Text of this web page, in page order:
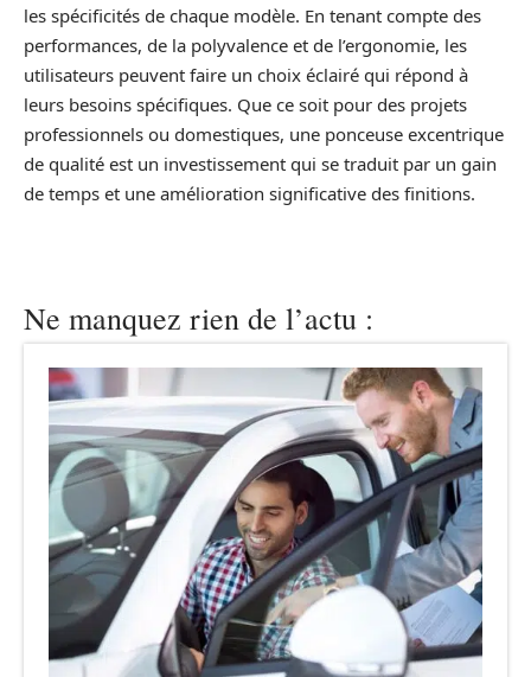
les spécificités de chaque modèle. En tenant compte des
performances, de la polyvalence et de l’ergonomie, les
utilisateurs peuvent faire un choix éclairé qui répond à
leurs besoins spécifiques. Que ce soit pour des projets
professionnels ou domestiques, une ponceuse excentrique
de qualité est un investissement qui se traduit par un gain
de temps et une amélioration significative des finitions.
Ne manquez rien de l’actu :